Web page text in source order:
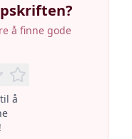
å finne gode
å